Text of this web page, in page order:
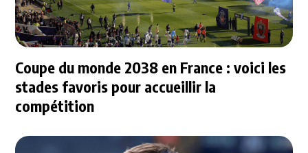
Coupe du monde 2038 en France : voici les
stades favoris pour accueillir la
compétition